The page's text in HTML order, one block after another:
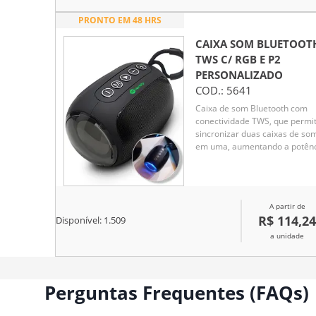
PRONTO EM 48 HRS
CAIXA SOM
TWS C/ RGB E P2
PERSONALIZADO
COD.: 5641
Caixa de som Bluetooth com
conectividade TWS, que
sincronizar duas caixas de
em uma, aumentando a
entrada auxiliar P2. A base é de
silicone antiderrapante.
Acompanha cordão de nylon e
Disponível: 1.509
A partir de
R$ 114,24
a unidade
Perguntas Frequentes (FAQs)